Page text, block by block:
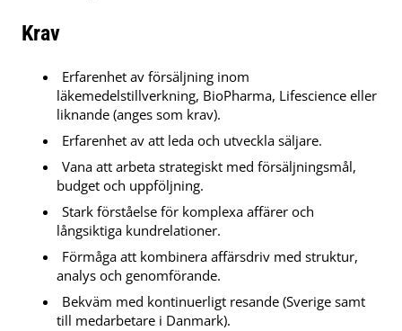
Krav
Erfarenhet av försäljning inom
läkemedelstillverkning, BioPharma, Lifescience eller
liknande (anges som krav).
Erfarenhet av att leda och utveckla säljare.
Vana att arbeta strategiskt med försäljningsmål,
budget och uppföljning.
Stark förståelse för komplexa affärer och
långsiktiga kundrelationer.
Förmåga att kombinera affärsdriv med struktur,
analys och genomförande.
Bekväm med kontinuerligt resande (Sverige samt
till medarbetare i Danmark).